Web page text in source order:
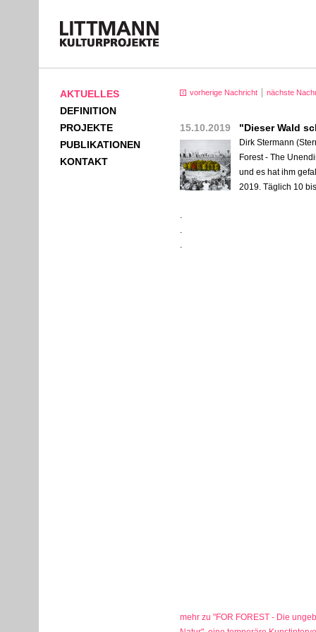
AKTUELLES
DEFINITION
PROJEKTE
PUBLIKATIONEN
KONTAKT
vorherige Nachricht nächste
15.10.2019 "Dieser Wald
Dirk Stermann
Forest - The
und es hat ihm
2019. Täglich 10
.
.
.
mehr zu "FOR FOREST - Die